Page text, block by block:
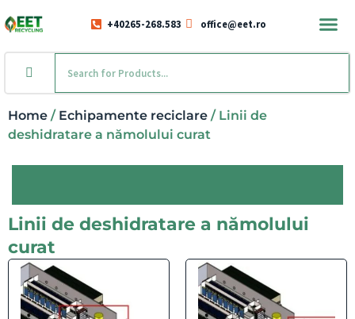
+40265-268.583 office@eet.ro
Home / Echipamente reciclare / Linii de
deshidratare a nămolului curat
Linii de deshidratare a nămolului
curat